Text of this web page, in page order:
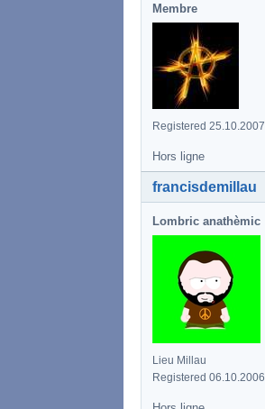
Membre
Registered 25.10.2007
Hors ligne
francisdemillau
Lombric anathèmic
Lieu Millau
Registered 06.10.2006